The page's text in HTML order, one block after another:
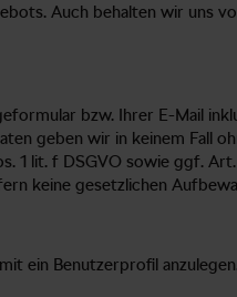
Auch behalten wir uns
bzw. Ihrer E-Mail
geben wir in keinem Fall
lit. f DSGVO sowie ggf.
keine gesetzlichen
ein Benutzerprofil